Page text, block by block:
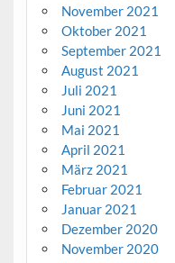
November 2021
Oktober 2021
September 2021
August 2021
Juli 2021
Juni 2021
Mai 2021
April 2021
März 2021
Februar 2021
Januar 2021
Dezember 2020
November 2020